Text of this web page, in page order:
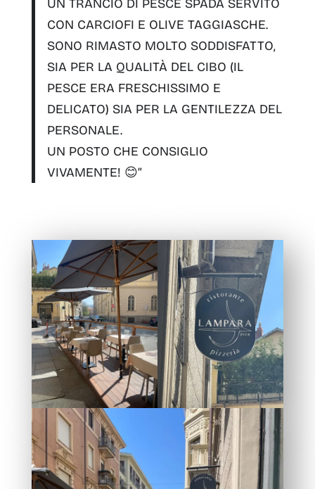
UNTRANCIO DI PESCE SPADA SERVITO
CON CARCIOFI E OLIVE TAGGIASCHE.
SONO RIMASTO MOLTO SODDISFATTO,
SIA PER LA QUALITÀ DEL CIBO (IL
PESCE ERA FRESCHISSIMO E
DELICATO) SIA PER LA GENTILEZZA DEL
PERSONALE.
UN POSTO CHE CONSIGLIO
VIVAMENTE! 😊”